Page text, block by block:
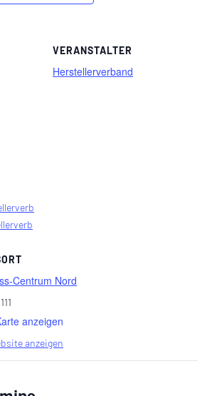
Centrum Nord
anzeigen
anzeigen
VERANSTALTER
Herstellerverband